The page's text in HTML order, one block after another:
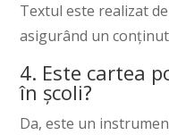
Textul este realizat
asigurând un
4. Este cartea
în școli?
Da, este un